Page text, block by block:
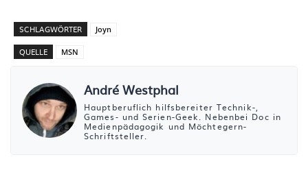
SCHLAGWÖRTER Joyn
QUELLE MSN
André Westphal
Hauptberuflich hilfsbereiter Technik-,
Games- und Serien-Geek. Nebenbei Doc in
Medienpädagogik und Möchtegern-
Schriftsteller.